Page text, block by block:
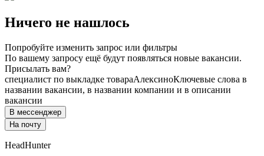
Ничего не нашлось
Попробуйте изменить запрос или фильтры
По вашему запросу ещё будут появляться новые вакансии.
Присылать вам?
специалист по выкладке товараАлексиноКлючевые слова в
названии вакансии, в названии компании и в описании
вакансии
В мессенджер
На почту
HeadHunter